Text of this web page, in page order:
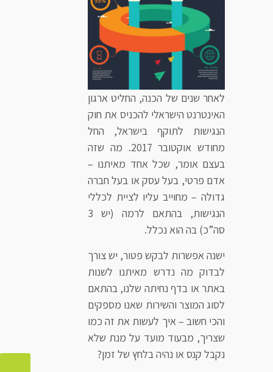
לאחר שנים של הכנה, החליט ארגון
האינטרנט הישראלי להכניס את חוק
הנגישות לתוקף בישראל, החל
מחודש אוקטובר 2017.
מה שזה
בעצם אומר, שכל אחד מאיתנו –
אדם פרטי, בעל עסק או בעל חברה
גדולה – מחוייב עליו לציית לכללי
הנגישות, בהתאם לרמה (יש 3
סה”כ) בה הוא נכלל.
ישנה אפשרות לבקש פטור, יש צורך
לבדוק מה נדרש מאיתנו לשנות
באתר או בדף נחיתה שלנו, בהתאם
לסוג המוצר והשירות שאנו מספקים
והכי חשוב – איך לעשות את זה כמו
שצריך, מבעוד מועד על מנת שלא
נקבל קנס או נהיה בלחץ של זמן?